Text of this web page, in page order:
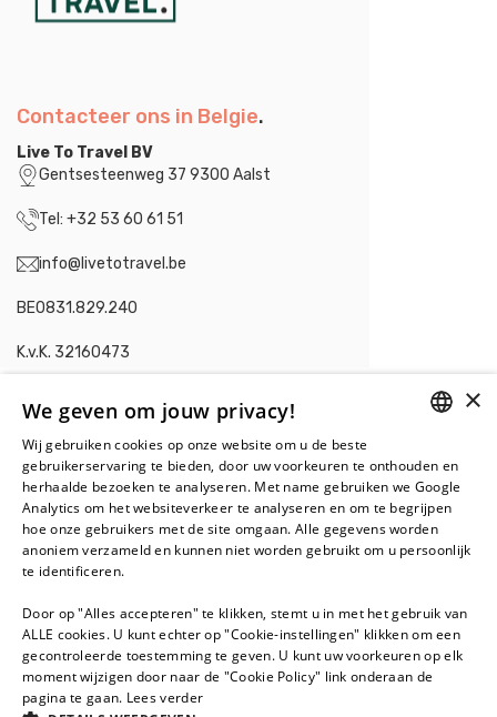
Contacteer ons in Belgie.
Live To Travel BV
Gentsesteenweg 37 9300 Aalst
Tel: +32 53 60 61 51
info@livetotravel.be
BE0831.829.240
K.v.K. 32160473
Contacteer ons in
Nederland.
Live To Travel BV
Juan Grisstraat 120-122
1328 SV Almere
+31 36 5488 277
info@livetotravel.nl
DUTCH
FRENCH
×
We geven om jouw privacy!
Wij gebruiken cookies op onze website om u de beste
gebruikerservaring te bieden, door uw voorkeuren te onthouden en
herhaalde bezoeken te analyseren. Met name gebruiken we Google
Analytics om het websiteverkeer te analyseren en om te begrijpen
hoe onze gebruikers met de site omgaan. Alle gegevens worden
anoniem verzameld en kunnen niet worden gebruikt om u persoonlijk
te identificeren.
Door op "Alles accepteren" te klikken, stemt u in met het gebruik van
ALLE cookies. U kunt echter op "Cookie-instellingen" klikken om een
gecontroleerde toestemming te geven. U kunt uw voorkeuren op elk
moment wijzigen door naar de "Cookie Policy" link onderaan de
pagina te gaan. Lees verder